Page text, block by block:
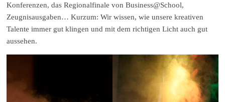
Konferenzen, das Regionalfinale von Business@School,
Zeugnisausgaben… Kurzum: Wir wissen, wie unsere kreativen
Talente immer gut klingen und mit dem richtigen Licht auch gut
aussehen.